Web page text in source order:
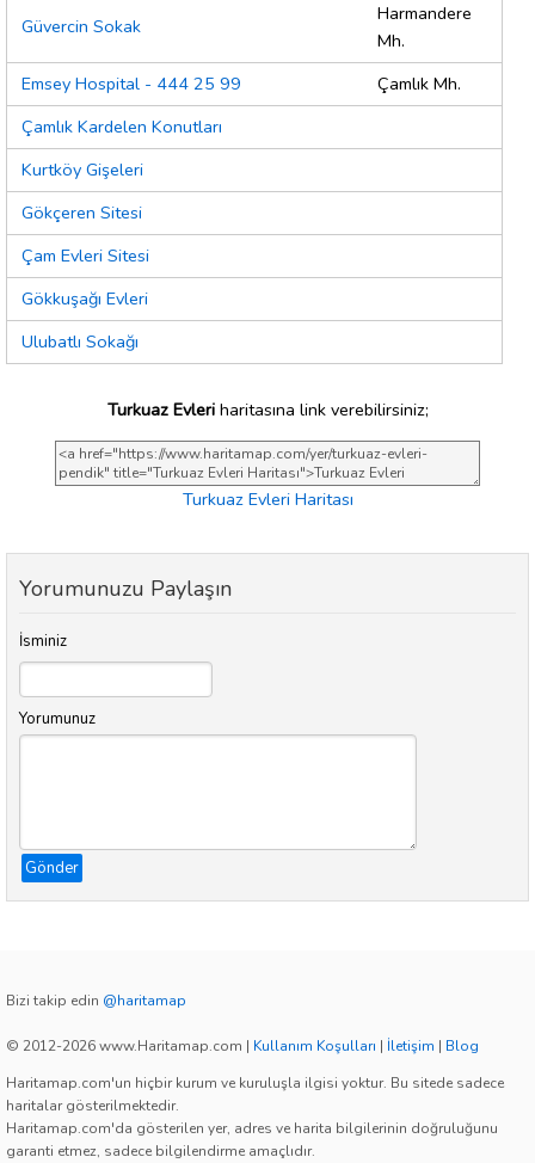
Güvercin Sokak
Harmandere
Mh.
Emsey Hospital - 444 25 99
Çamlık Mh.
Çamlık Kardelen Konutları
Kurtköy Gişeleri
Gökçeren Sitesi
Çam Evleri Sitesi
Gökkuşağı Evleri
Ulubatlı Sokağı
Turkuaz Evleriharitasına link verebilirsiniz;
Turkuaz Evleri Haritası
Yorumunuzu Paylaşın
İsminiz
Yorumunuz
Gönder
Bizi takip edin @haritamap
© 2012-2026 www.Haritamap.com | Kullanım Koşulları | İletişim | Blog
Haritamap.com'un hiçbir kurum ve kuruluşla ilgisi yoktur. Bu sitede sadece
haritalar gösterilmektedir.
Haritamap.com'da gösterilen yer, adres ve harita bilgilerinin doğruluğunu
garanti etmez, sadece bilgilendirme amaçlıdır.